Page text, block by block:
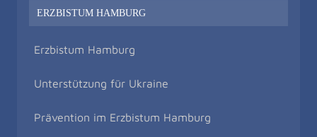
ERZBISTUM HAMBURG
Erzbistum Hamburg
Unterstützung für Ukraine
Prävention im Erzbistum Hamburg